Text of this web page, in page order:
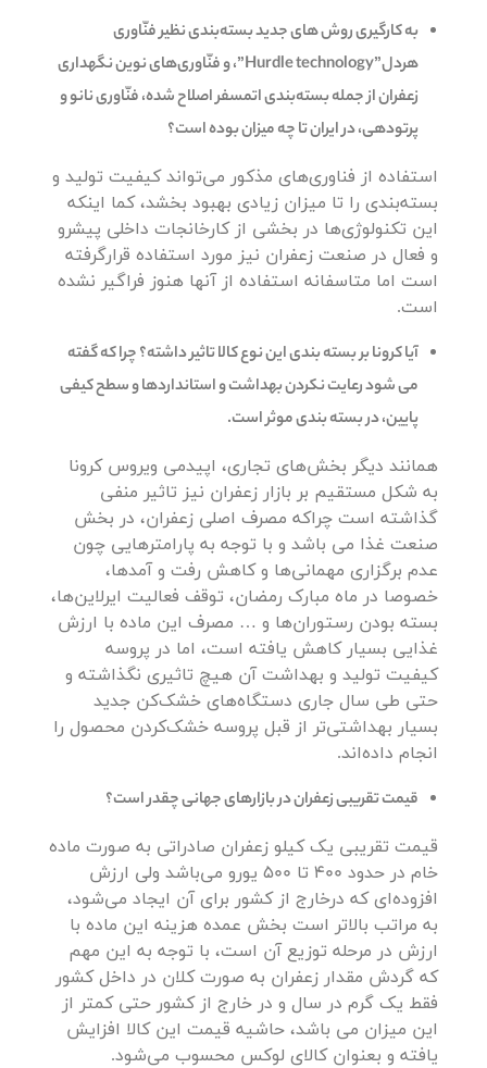
به کارگیری روش های جدید بسته‌بندی نظیر فنّاوری
هردل”Hurdle technology”، و فنّاوری‌های نوین نگهداری
زعفران از جمله بسته‌بندی اتمسفر اصلاح شده، فنّاوری نانو و
پرتودهی، در ایران تا چه میزان بوده است؟
استفاده از فناوری‌های مذکور می‌تواند کیفیت تولید و
بسته‌بندی را تا میزان زیادی بهبود بخشد، کما اینکه
این تکنولوژی‌ها در بخشی از کارخانجات داخلی پیشرو
و فعال در صنعت زعفران نیز مورد استفاده قرارگرفته
است اما متاسفانه استفاده از آنها هنوز فراگیر نشده
است.
آیا کرونا بر بسته بندی این نوع کالا تاثیر داشته؟ چرا که گفته
می شود رعایت نکردن بهداشت و استانداردها و سطح کیفی
پایین، در بسته بندی موثر است.
همانند دیگر بخش‌های تجاری، اپیدمی ویروس کرونا
به شکل مستقیم بر بازار زعفران نیز تاثیر منفی
گذاشته است چراکه مصرف اصلی زعفران، در بخش
صنعت غذا می باشد و با توجه به پارامترهایی چون
عدم برگزاری مهمانی‌ها و کاهش رفت و آمدها،
خصوصا در ماه مبارک رمضان، توقف فعالیت ایرلاین‌‌ها،
بسته بودن رستوران‌ها و … مصرف این ماده با‌‌ ارزش
غذایی بسیار کاهش یافته است، اما در پروسه
کیفیت تولید و بهداشت آن هیچ تاثیری نگذاشته و
حتی طی سال جاری دستگاه‌های خشک‌کن‌ جدید
بسیار بهداشتی‌تر از قبل پروسه خشک‌کردن محصول را
انجام داده‌اند.
قیمت تقریبی زعفران در بازارهای جهانی چقدر است؟
قیمت تقریبی یک کیلو زعفران صادراتی به صورت ماده
خام در حدود 400 تا 500 یورو می‌باشد ولی ارزش
افزوده‌ای که درخارج از کشور برای آن ایجاد می‌شود،
به مراتب بالاتر است بخش عمده هزینه این ماده با
ارزش در مرحله توزیع آن است، با توجه به این مهم
که گردش مقدار زعفران به صورت کلان در داخل کشور
فقط یک گرم در سال و در خارج از کشور حتی کمتر از
این میزان می باشد، حاشیه قیمت این کالا افزایش
یافته و بعنوان کالای لوکس محسوب می‌شود.‌